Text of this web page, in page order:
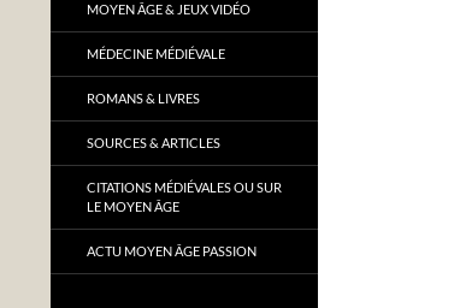
MOYEN ÂGE & JEUX VIDÉO
MÉDECINE MÉDIÉVALE
ROMANS & LIVRES
SOURCES & ARTICLES
CITATIONS MÉDIÉVALES OU SUR
LE MOYEN ÂGE
ACTU MOYEN ÂGE PASSION